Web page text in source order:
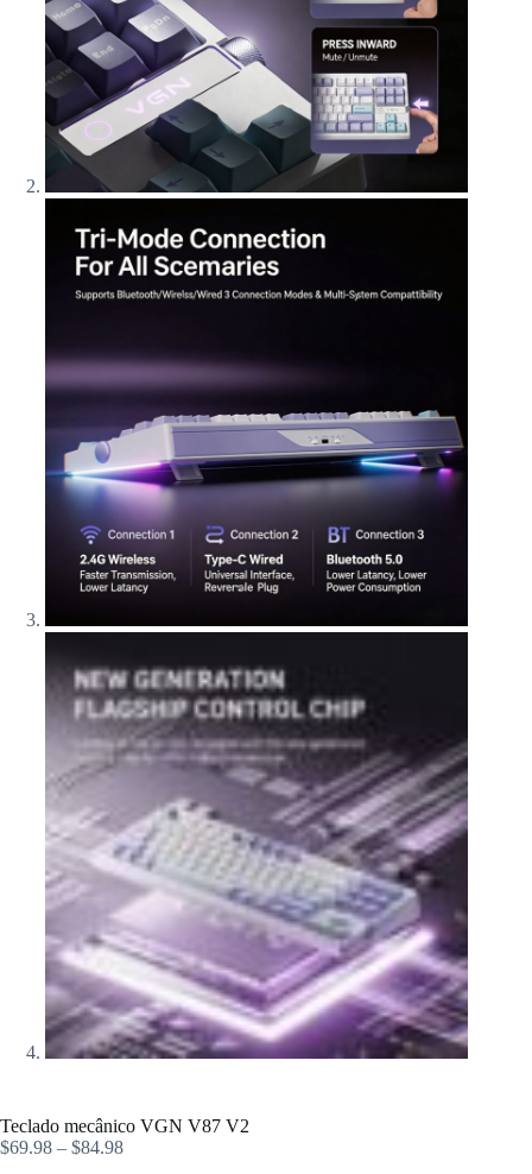
Teclado mecânico VGN V87 V2
$69.98 – $84.98